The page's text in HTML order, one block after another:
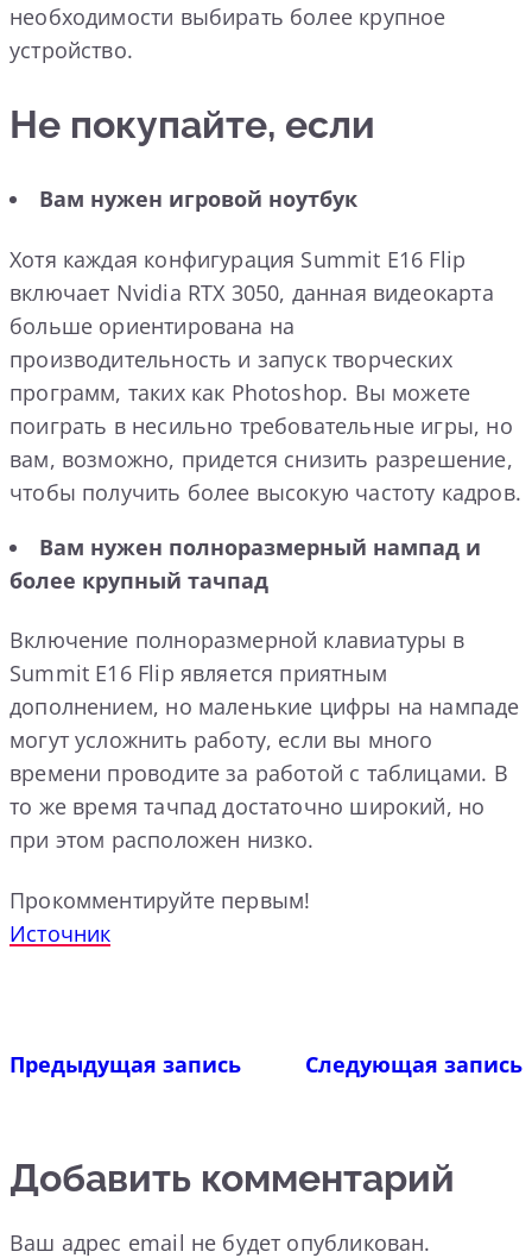
необходимости выбирать более крупное
устройство.
Не покупайте, если
Вам нужен игровой ноутбук
Хотя каждая конфигурация Summit E16 Flip
включает Nvidia RTX 3050, данная видеокарта
больше ориентирована на
производительность и запуск творческих
программ, таких как Photoshop. Вы можете
поиграть в несильно требовательные игры, но
вам, возможно, придется снизить разрешение,
чтобы получить более высокую частоту кадров.
Вам нужен полноразмерный нампад и
более крупный тачпад
Включение полноразмерной клавиатуры в
Summit E16 Flip является приятным
дополнением, но маленькие цифры на нампаде
могут усложнить работу, если вы много
времени проводите за работой с таблицами. В
то же время тачпад достаточно широкий, но
при этом расположен низко.
Прокомментируйте первым!
Источник
Предыдущая запись Следующая запись
Добавить комментарий
Ваш адрес email не будет опубликован.